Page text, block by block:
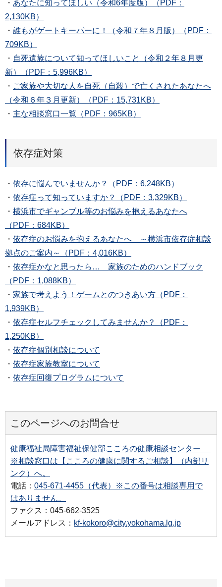
・ あなたに知ってほしい（令和6年度版）（PDF：
2,130KB）
・ 誰もがゲートキーパーに！（令和７年８月版）（PDF：
709KB）
・ 自死遺族について知ってほしいこと（令和２年８月更
新）（PDF：5,996KB）
・ ご家族や大切な人を自死（自殺）で亡くされたあなたへ
（令和６年３月更新）（PDF：15,731KB）
・ 主な相談窓口一覧（PDF：965KB）
依存症対策
・ 依存に悩んでいませんか？（PDF：6,248KB）
・ 依存症って知っていますか？（PDF：3,329KB）
・ 横浜市でギャンブル等のお悩みを抱えるあなたへ
（PDF：684KB）
・ 依存症のお悩みを抱えるあなたへ ～横浜市依存症相談
拠点のご案内～（PDF：4,016KB）
・ 依存症かなと思ったら… 家族のためのハンドブック
（PDF：1,088KB）
・ 家族で考えよう！ゲームとのつきあい方（PDF：
1,939KB）
・ 依存症セルフチェックしてみませんか？（PDF：
1,250KB）
・ 依存症個別相談について
・ 依存症家族教室について
・ 依存症回復プログラムについて
このページへのお問合せ
健康福祉局障害福祉保健部こころの健康相談センター
※相談窓口は【こころの健康に関するご相談】（内部リ
ンク）へ。
電話： 045-671-4455（代表）※この番号は相談専用で
はありません。
ファクス：045-662-3525
メールアドレス： kf-kokoro@city.yokohama.lg.jp